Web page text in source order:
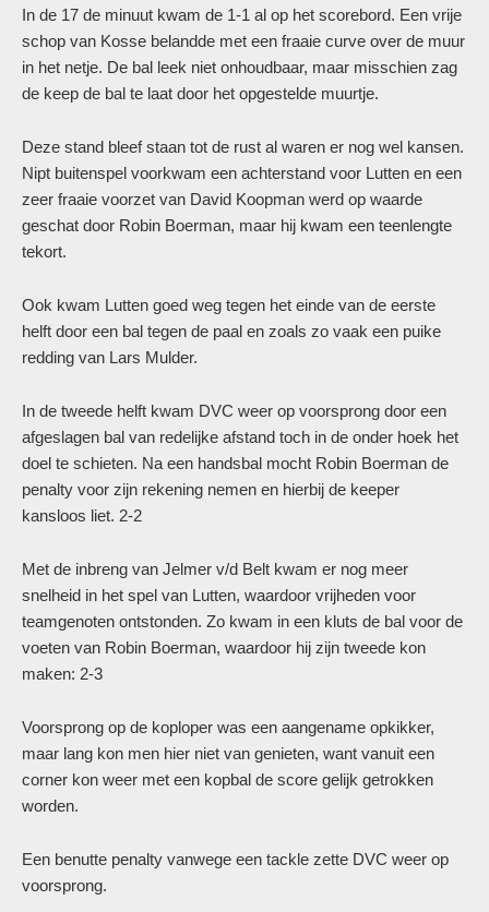
In de 17 de minuut kwam de 1-1 al op het scorebord. Een vrije
schop van Kosse belandde met een fraaie curve over de muur
in het netje. De bal leek niet onhoudbaar, maar misschien zag
de keep de bal te laat door het opgestelde muurtje.
Deze stand bleef staan tot de rust al waren er nog wel kansen.
Nipt buitenspel voorkwam een achterstand voor Lutten en een
zeer fraaie voorzet van David Koopman werd op waarde
geschat door Robin Boerman, maar hij kwam een teenlengte
tekort.
Ook kwam Lutten goed weg tegen het einde van de eerste
helft door een bal tegen de paal en zoals zo vaak een puike
redding van Lars Mulder.
In de tweede helft kwam DVC weer op voorsprong door een
afgeslagen bal van redelijke afstand toch in de onder hoek het
doel te schieten. Na een handsbal mocht Robin Boerman de
penalty voor zijn rekening nemen en hierbij de keeper
kansloos liet. 2-2
Met de inbreng van Jelmer v/d Belt kwam er nog meer
snelheid in het spel van Lutten, waardoor vrijheden voor
teamgenoten ontstonden. Zo kwam in een kluts de bal voor de
voeten van Robin Boerman, waardoor hij zijn tweede kon
maken: 2-3
Voorsprong op de koploper was een aangename opkikker,
maar lang kon men hier niet van genieten, want vanuit een
corner kon weer met een kopbal de score gelijk getrokken
worden.
Een benutte penalty vanwege een tackle zette DVC weer op
voorsprong.